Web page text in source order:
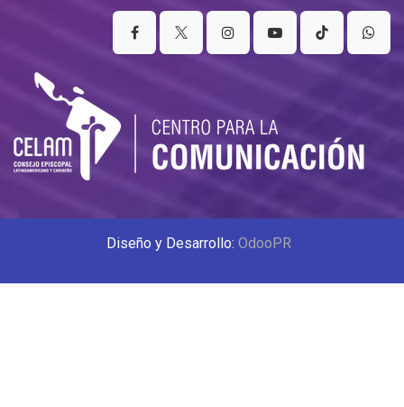
Diseño y Desarrollo: OdooPR